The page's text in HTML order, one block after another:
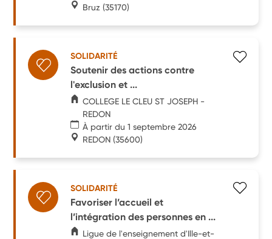
Bruz (35170)
SOLIDARITÉ
Soutenir des actions contre
l'exclusion et ...
COLLEGE LE CLEU ST JOSEPH -
REDON
À partir du 1 septembre 2026
REDON (35600)
SOLIDARITÉ
Favoriser l’accueil et
l’intégration des personnes en ...
Ligue de l'enseignement d'Ille-et-